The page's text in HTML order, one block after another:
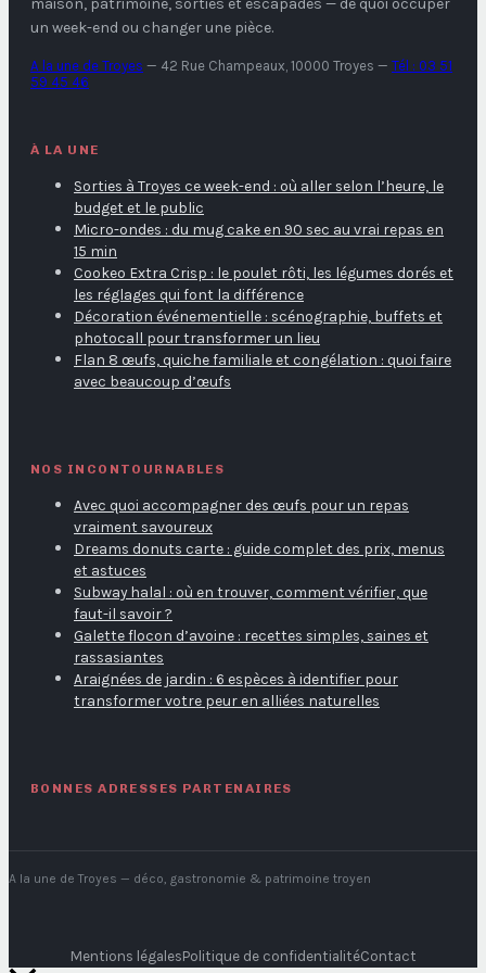
un week-end ou changer une pièce.
A la une de Troyes — 42 Rue Champeaux, 10000 Troyes — Tél : 03 51
59 45 46
À LA UNE
Sorties à Troyes ce week-end : où aller selon l’heure, le
budget et le public
Micro-ondes : du mug cake en 90 sec au vrai repas en
15 min
Cookeo Extra Crisp : le poulet rôti, les légumes dorés et
les réglages qui font la différence
Décoration événementielle : scénographie, buffets et
photocall pour transformer un lieu
Flan 8 œufs, quiche familiale et congélation : quoi faire
avec beaucoup d’œufs
NOS INCONTOURNABLES
Avec quoi accompagner des œufs pour un repas
vraiment savoureux
Dreams donuts carte : guide complet des prix, menus
et astuces
Subway halal : où en trouver, comment vérifier, que
faut-il savoir ?
Galette flocon d’avoine : recettes simples, saines et
rassasiantes
Araignées de jardin : 6 espèces à identifier pour
transformer votre peur en alliées naturelles
BONNES ADRESSES PARTENAIRES
A la une de Troyes — déco, gastronomie & patrimoine troyen
Mentions légalesPolitique de confidentialitéContact